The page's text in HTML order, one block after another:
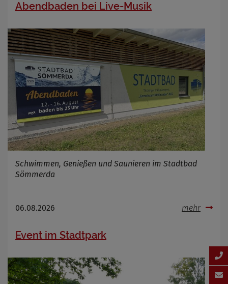
Abendbaden bei Live-Musik
Schwimmen, Genießen und Saunieren im Stadtbad
Sömmerda
06.08.2026 mehr
Event im Stadtpark